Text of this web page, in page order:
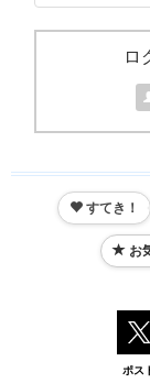
ロ
すてき！
お
ポス